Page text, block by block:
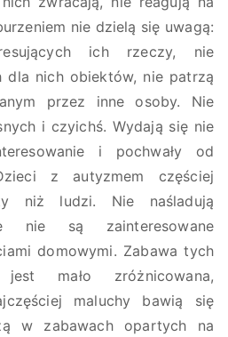
nie dzielą się uwagą:
ich rzeczy, nie
dla nich obiektów, nie patrzą
przez inne osoby. Nie
i czyichś. Wydają się nie
i pochwały od
z autyzmem częściej
niż ludzi. Nie naśladują
nie są zainteresowane
domowymi. Zabawa tych
mało zróżnicowana,
maluchy bawią się
w zabawach opartych na